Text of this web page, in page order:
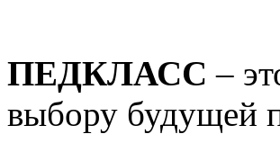
ПЕДКЛАСС –
выбору будущей